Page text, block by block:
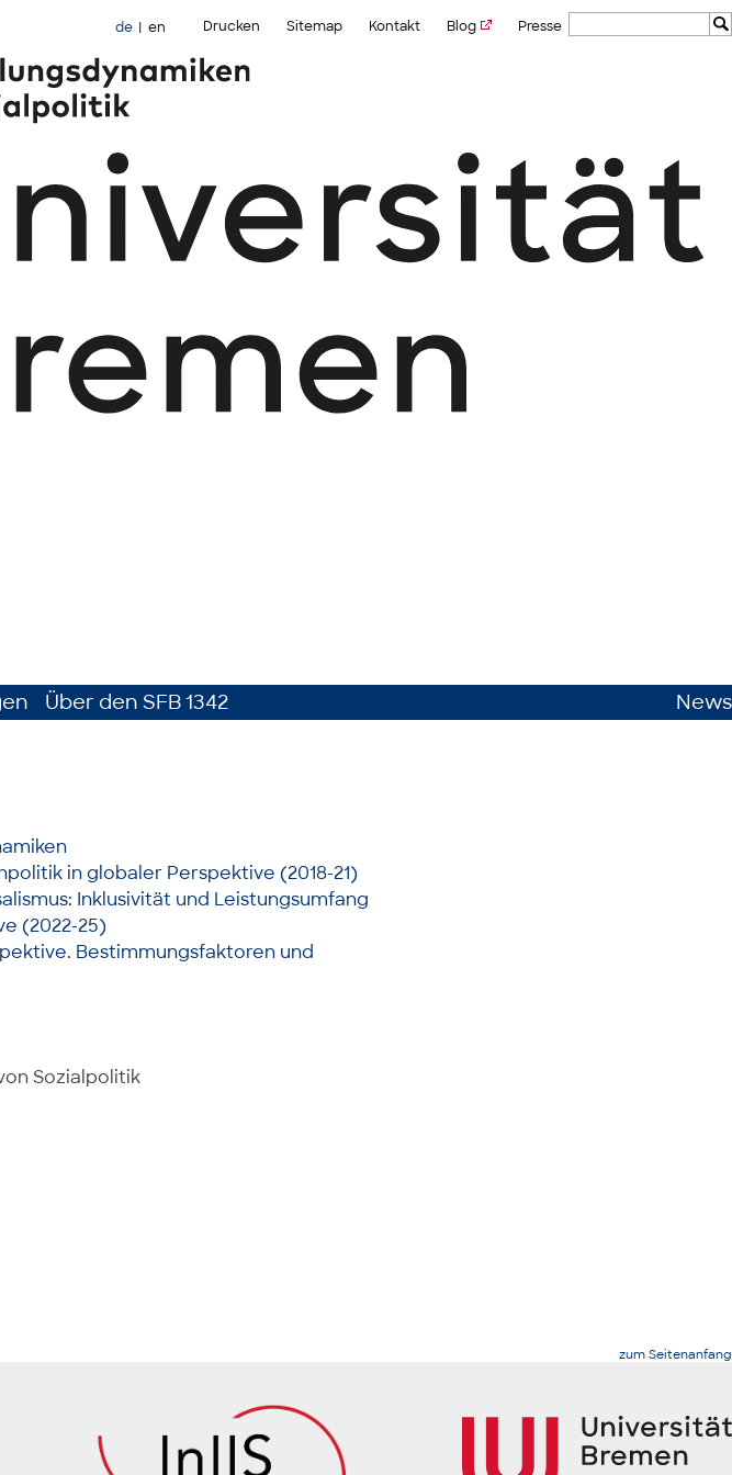
de en Drucken Sitemap Kontakt Blog Presse
Über den SFB 1342 News
in globaler Perspektive (2018-21)
Inklusivität und Leistungsumfang
(2022-25)
Bestimmungsfaktoren und
Sozialpolitik
zum Seitenanfang